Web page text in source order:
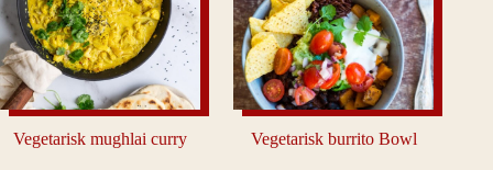
Vegetarisk mughlai curry Vegetarisk burrito Bowl